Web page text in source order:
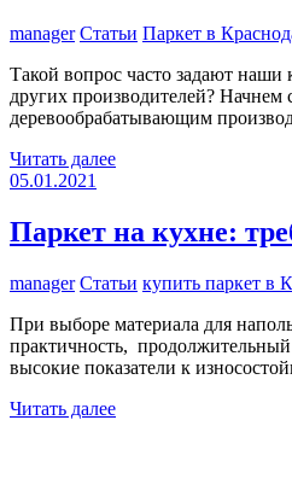
manager Статьи Паркет в
Такой вопрос часто задают
других производителей?
деревообрабатывающим
Читать далее
05.01.2021
Паркет на кухне:
manager Статьи купить паркет в
При выборе материала для
практичность,
высокие показатели к
Читать далее